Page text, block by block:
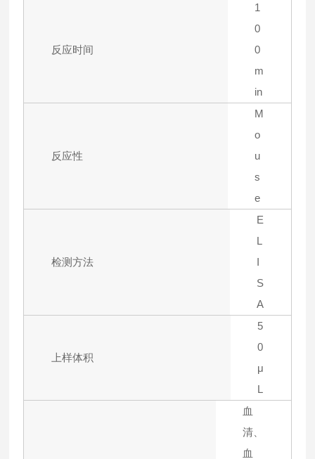
反应时间
1
0
0
m
in
反应性
M
o
u
s
e
检测方法
E
L
I
S
A
上样体积
5
0
μ
L
血
清、
血